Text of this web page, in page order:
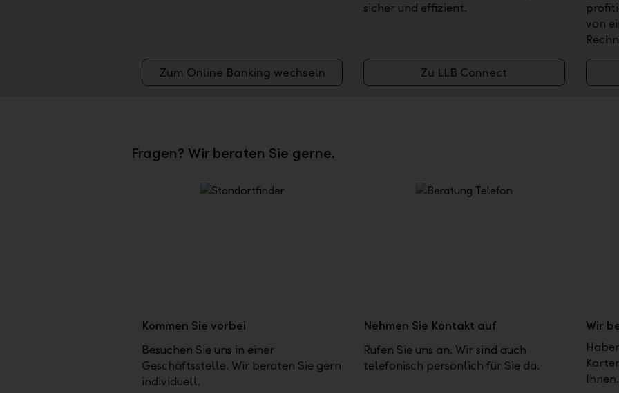
Zum Online Banking wechseln
sicher und effizient.
Zu LLB Connect
von
Fragen? Wir beraten Sie gerne.
Kommen Sie vorbei
Besuchen Sie uns in einer
Geschäftsstelle. Wir beraten Sie gern
individuell.
Nehmen Sie Kontakt auf
Rufen Sie uns an. Wir sind auch
telefonisch persönlich für Sie da.
Wir
Ihnen.